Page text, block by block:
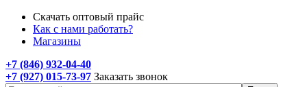
Скачать оптовый прайс
Как с нами работать?
Магазины
+7 (846) 932-04-40
+7 (927) 015-73-97 Заказать звонок